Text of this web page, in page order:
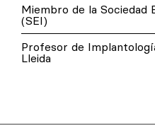
Miembro de la Sociedad
(SEI)
Profesor de
Lleida